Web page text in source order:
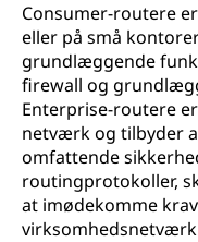
Consumer-routere
eller på små
grundlæggende
firewall og
Enterprise-routere
netværk og tilbyder
omfattende
routingprotokoller,
at imødekomme